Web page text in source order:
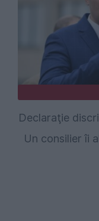
Declaraţie
Un consilier îi